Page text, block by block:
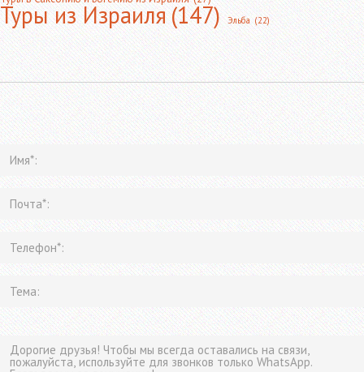
Туры из Израиля(147) Эльба (22)